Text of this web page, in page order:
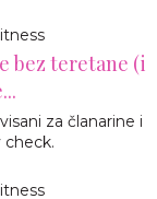
bez teretane (i
za članarine i
check.